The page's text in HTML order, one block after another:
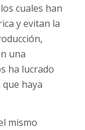
los cuales han
y evitan la
una
ha lucrado
haya
mismo